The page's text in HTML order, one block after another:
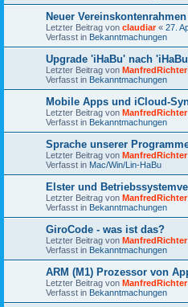
Neuer Vereinskontenrahmen
Letzter Beitrag von claudiar« 27.
Verfasst in Bekanntmachungen
Upgrade 'iHaBu' nach
Letzter Beitrag von ManfredRichter
Verfasst in Bekanntmachungen
Mobile Apps und iCloud-
Letzter Beitrag von ManfredRichter
Verfasst in Bekanntmachungen
Sprache unserer
Letzter Beitrag von ManfredRichter
Verfasst in Mac/Win/Lin-HaBu
Elster und
Letzter Beitrag von ManfredRichter
Verfasst in Bekanntmachungen
GiroCode - was ist das?
Letzter Beitrag von ManfredRichter
Verfasst in Bekanntmachungen
ARM (M1) Prozessor von
Letzter Beitrag von ManfredRichter
Verfasst in Bekanntmachungen